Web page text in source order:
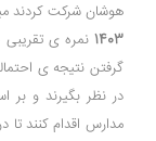
هوشان شرکت کردند
1403 نمره ی تقریبی
گرفتن نتیجه ی
در نظر بگیرند و
مدارس اقدام کنند